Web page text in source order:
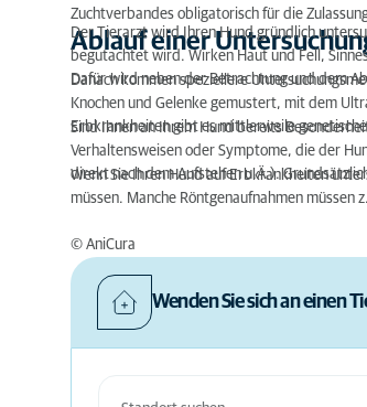
Zuchtverbandes obligatorisch für die
Ablauf einer
Der Tierarzt wird Ihren Hund gründlich
begutachtet wird. Wirken Haut und Fell,
Dafür wird neben der Betrachtung und dem
Danach kommen speziellere
Knochen und Gelenke gemustert, mit dem
Erbkrankheiten gibt es mittlerweile
Sind Ihnen an Ihrem Hund bereits
Verhaltensweisen oder Symptome, die der
direkt nach dem Aufstehen u.Ä.).
Wenn Sie Ihren Hund auf Erbkrankheiten
müssen. Manche Röntgenaufnahmen
© AniCura
Wenden Sie sich an einen